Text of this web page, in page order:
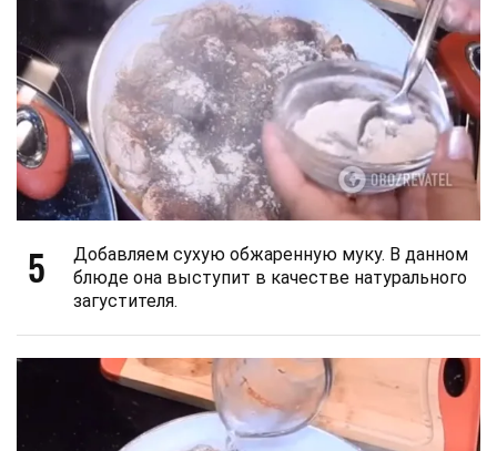
5
Добавляем сухую обжаренную муку. В данном
блюде она выступит в качестве натурального
загустителя.